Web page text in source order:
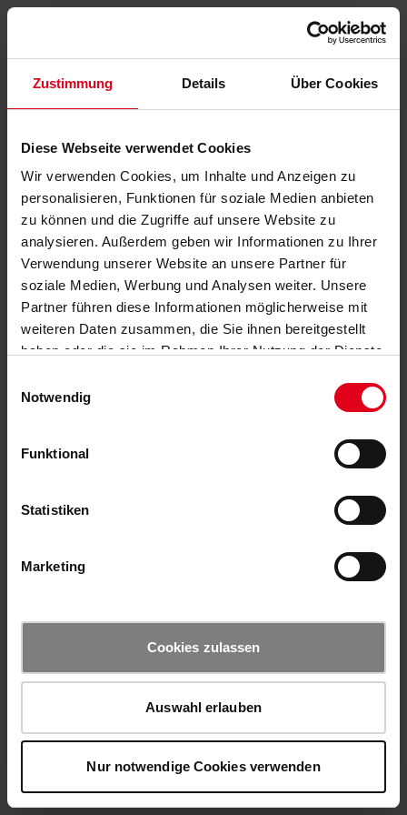
Zustimmung Details Über Cookies
Diese Webseite verwendet Cookies
Wir verwenden Cookies, um Inhalte und Anzeigen zu
personalisieren, Funktionen für soziale Medien anbieten
zu können und die Zugriffe auf unsere Website zu
analysieren. Außerdem geben wir Informationen zu Ihrer
Verwendung unserer Website an unsere Partner für
soziale Medien, Werbung und Analysen weiter. Unsere
Partner führen diese Informationen möglicherweise mit
weiteren Daten zusammen, die Sie ihnen bereitgestellt
haben oder die sie im Rahmen Ihrer Nutzung der Dienste
Notwendig
Funktional
Statistiken
Marketing
Cookies zulassen
Auswahl erlauben
Nur notwendige Cookies verwenden